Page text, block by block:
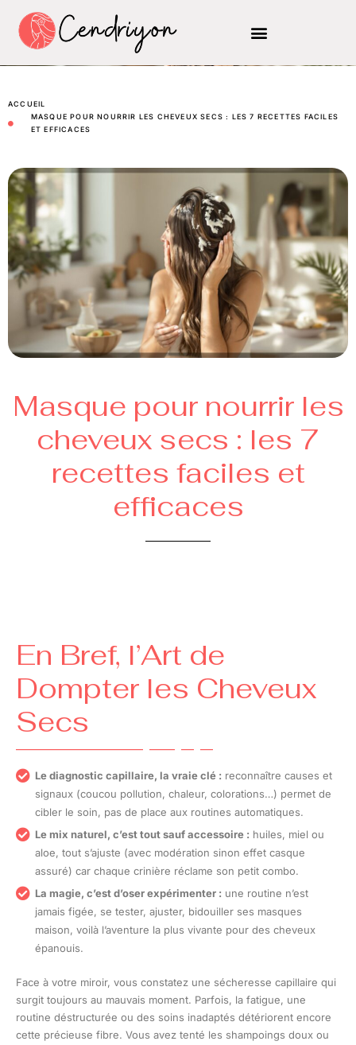
ACCUEIL
MASQUE POUR NOURRIR LES CHEVEUX SECS : LES 7 RECETTES FACILES
ET EFFICACES
Masque pour nourrir les
cheveux secs : les 7
recettes faciles et
efficaces
En Bref, l’Art de
Dompter les Cheveux
Secs
Le diagnostic capillaire, la vraie clé : reconnaître causes et
signaux (coucou pollution, chaleur, colorations…) permet de
cibler le soin, pas de place aux routines automatiques.
Le mix naturel, c’est tout sauf accessoire : huiles, miel ou
aloe, tout s’ajuste (avec modération sinon effet casque
assuré) car chaque crinière réclame son petit combo.
La magie, c’est d’oser expérimenter : une routine n’est
jamais figée, se tester, ajuster, bidouiller ses masques
maison, voilà l’aventure la plus vivante pour des cheveux
épanouis.
Face à votre miroir, vous constatez une sécheresse capillaire qui
surgit toujours au mauvais moment. Parfois, la fatigue, une
routine déstructurée ou des soins inadaptés détériorent encore
cette précieuse fibre. Vous avez tenté les shampoings doux ou